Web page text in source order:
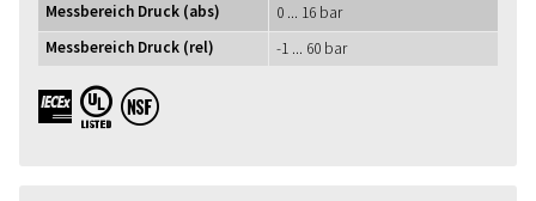
Messbereich Druck (abs)
0 ... 16 bar
Messbereich Druck (rel)
-1 ... 60 bar
IECEx UL NSF